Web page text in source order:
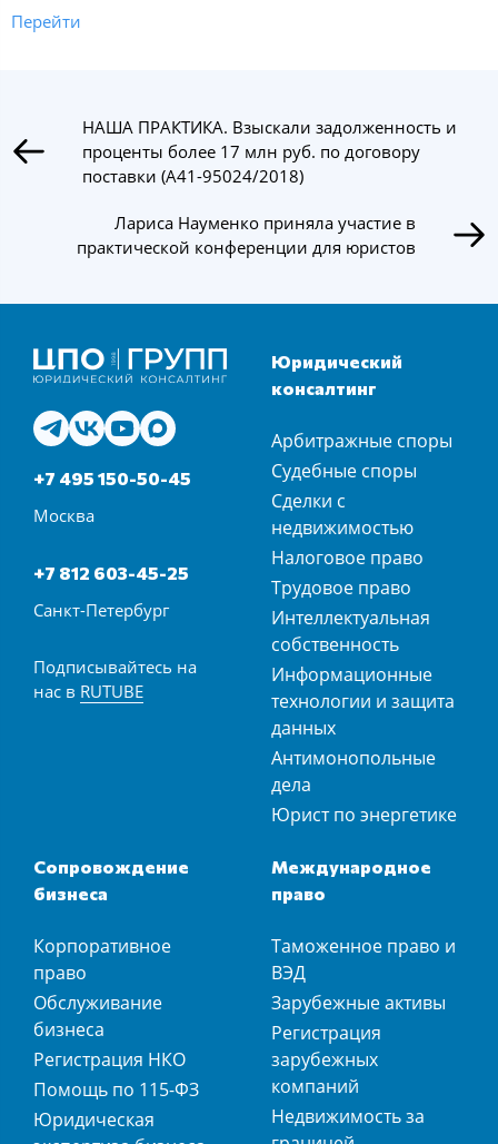
Перейти
НАША ПРАКТИКА. Взыскали задолженность и
проценты более 17 млн руб. по договору
поставки (А41-95024/2018)
Лариса Науменко приняла участие в
практической конференции для юристов
+7 495 150-50-45
Москва
+7 812 603-45-25
Санкт-Петербург
Подписывайтесь на
нас в RUTUBE
Юридический
консалтинг
Арбитражные споры
Судебные споры
Сделки с
недвижимостью
Налоговое право
Трудовое право
Интеллектуальная
собственность
Информационные
технологии и защита
данных
Антимонопольные
дела
Юрист по энергетике
Сопровождение
бизнеса
Корпоративное
право
Обслуживание
бизнеса
Регистрация НКО
Помощь по 115-ФЗ
Юридическая
Международное
право
Таможенное право и
ВЭД
Зарубежные активы
Регистрация
зарубежных
компаний
Недвижимость за